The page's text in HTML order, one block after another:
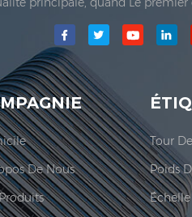
Ltd.a été établie; La
De Nous
Tour
Poids